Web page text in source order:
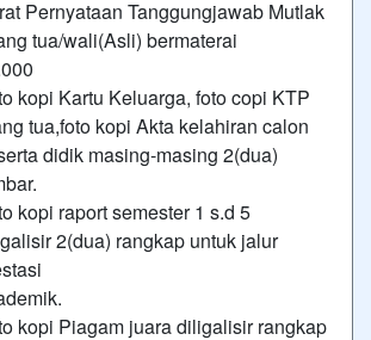
Pernyataan Tanggungjawab Mutlak
tua/wali(Asli) bermaterai
kopi Kartu Keluarga, foto copi KTP
tua,foto kopi Akta kelahiran calon
didik masing-masing 2(dua)
kopi raport semester 1 s.d 5
2(dua) rangkap untuk jalur
kopi Piagam juara diligalisir rangkap